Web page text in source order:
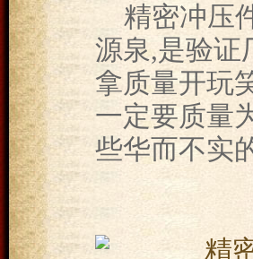
精密冲压
源泉,是验证
拿质量开玩
一定要质量
些华而不实